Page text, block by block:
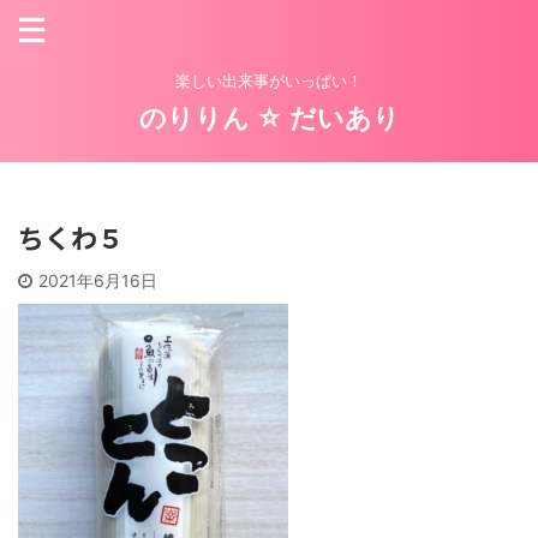
楽しい出来事がいっぱい！
のりりん ☆ だいあり
ちくわ５
2021年6月16日